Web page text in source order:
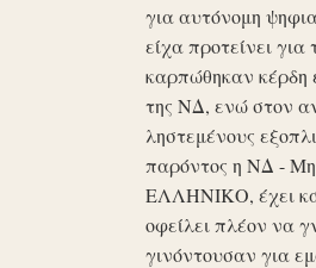
για αυτόνομη
είχα προτείνει
καρπώθηκαν κέρδη
της ΝΔ, ενώ στον
ληστεμένους
παρόντος η ΝΔ -
ΕΛΛΗΝΙΚΟ, έχει
οφείλει πλέον να
γινόντουσαν για